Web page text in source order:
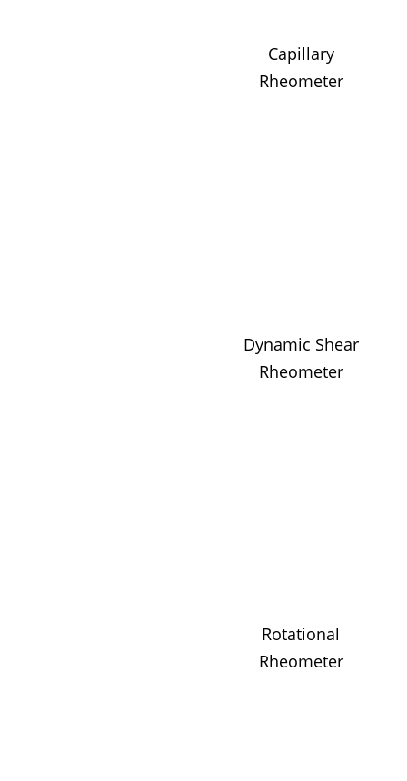
Capillary
Rheometer
Dynamic Shear
Rheometer
Rotational
Rheometer